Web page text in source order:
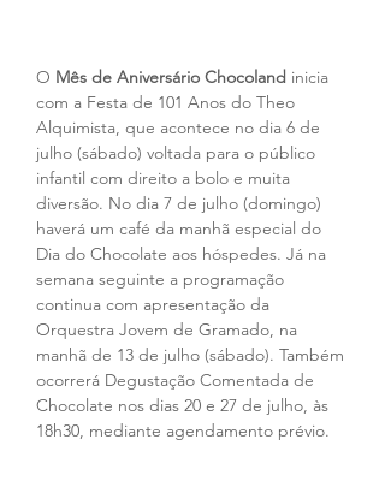
O Mês de Aniversário Chocoland inicia
com a Festa de 101 Anos do Theo
Alquimista, que acontece no dia 6 de
julho (sábado) voltada para o público
infantil com direito a bolo e muita
diversão. No dia 7 de julho (domingo)
haverá um café da manhã especial do
Dia do Chocolate aos hóspedes. Já na
semana seguinte a programação
continua com apresentação da
Orquestra Jovem de Gramado, na
manhã de 13 de julho (sábado). Também
ocorrerá Degustação Comentada de
Chocolate nos dias 20 e 27 de julho, às
18h30, mediante agendamento prévio.